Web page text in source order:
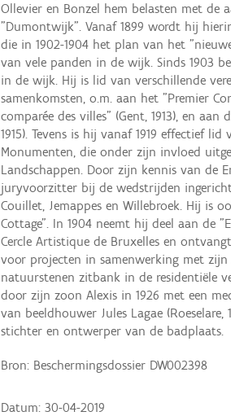
Ollevier en Bonzel hem belasten met de
"Dumontwijk". Vanaf 1899 wordt hij
die in 1902-1904 het plan van het
van vele panden in de wijk. Sinds 1903
in de wijk. Hij is lid van verschillende
samenkomsten, o.m. aan het "Premier
comparée des villes" (Gent, 1913), en aan
1915). Tevens is hij vanaf 1919 effectief
Monumenten, die onder zijn invloed
Landschappen. Door zijn kennis van de
juryvoorzitter bij de wedstrijden
Couillet, Jemappes en Willebroek. Hij is
Cottage". In 1904 neemt hij deel aan de
Cercle Artistique de Bruxelles en
voor projecten in samenwerking met
natuurstenen zitbank in de residentiële
door zijn zoon Alexis in 1926 met een
van beeldhouwer Jules Lagae (Roeselare,
stichter en ontwerper van de badplaats.
Bron: Beschermingsdossier DW002398
Datum:30-04-2019